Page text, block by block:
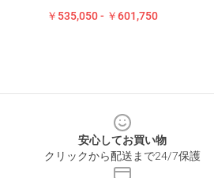
￥535,050 - ￥601,750
安心してお買い物
クリックから配送まで24/7保護